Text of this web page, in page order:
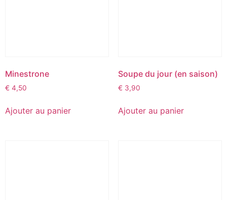
Minestrone
€ 4,50
Ajouter au panier
Soupe du jour (en saison)
€ 3,90
Ajouter au panier